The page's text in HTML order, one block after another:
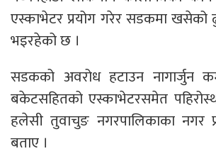
एस्काभेटर प्रयोग गरेर सडकमा खसेको
भइरहेको छ ।
सडकको अवरोध हटाउन नागार्जुन
बकेटसहितको एस्काभेटरसमेत
हलेसी तुवाचुङ नगरपालिकाका नगर
बताए ।